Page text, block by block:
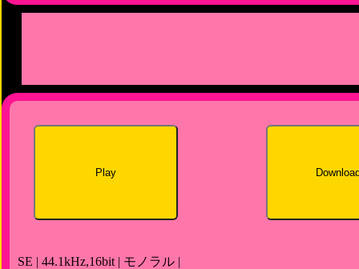
Play
SE | 44.1kHz,16bit | モノラル |